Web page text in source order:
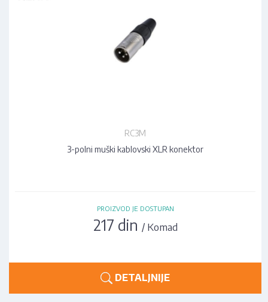
RC3M
3-polni muški kablovski XLR konektor
PROIZVOD JE DOSTUPAN
217 din / Komad
DETALJNIJE